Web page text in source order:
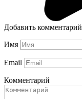
Добавить комментарий
Имя
Email
Комментарий